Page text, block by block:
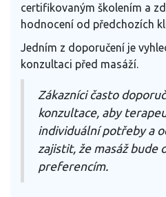
certifikovaným školením a
hodnocení od předchozích
Jedním z doporučení je
konzultaci před masáží.
Zákazníci často
konzultace, aby
individuální potřeby a
zajistit, že masáž bude
preferencím.